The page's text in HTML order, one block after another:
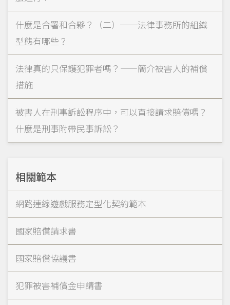
什麼是合署和合夥？（二）──法律事務所的組織
型態有哪些？
法律真的只保護犯罪者嗎？——簡介被害人的補償
措施
被害人在刑事訴訟程序中，可以直接請求賠償嗎？
什麼是刑事附帶民事訴訟？
相關範本
網路連線遊戲服務定型化契約範本
國家賠償請求書
國家賠償協議書
犯罪被害補償金申請書